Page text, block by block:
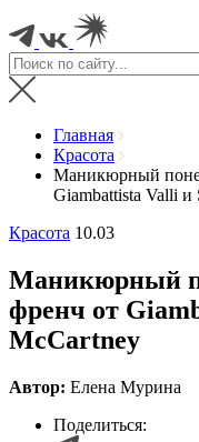
Главная
Красота
Маникюрный
Giambattista Valli и
Красота 10.03
Маникюрный
френч от
McCartney
Автор: Елена Мурина
Поделиться: